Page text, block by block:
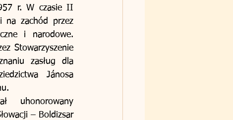
r. W czasie II
na zachód przez
i narodowe.
Stowarzyszenie
zasług dla
Jánosa
uhonorowany
– Boldizsar